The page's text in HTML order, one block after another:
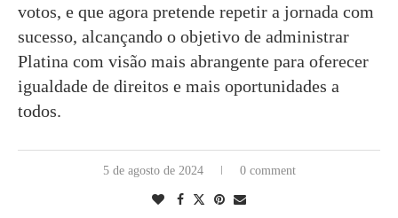
votos, e que agora pretende repetir a jornada com
sucesso, alcançando o objetivo de administrar
Platina com visão mais abrangente para oferecer
igualdade de direitos e mais oportunidades a
todos.
5 de agosto de 2024 0 comment